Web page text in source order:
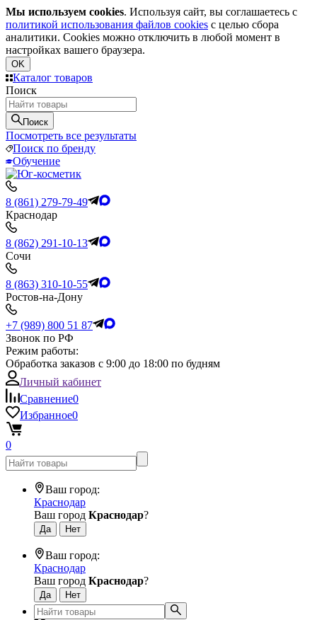
Мы используем cookies. Используя сайт, вы соглашаетесь с
политикой использования файлов cookies с целью сбора
аналитики. Cookies можно отключить в любой момент в
настройках вашего браузера.
OK
Каталог товаров
Поиск
Поиск
Посмотреть все результаты
Поиск по бренду
Обучение
8 (861) 279-79-49
Краснодар
8 (862) 291-10-13
Сочи
8 (863) 310-10-55
Ростов-на-Дону
+7 (989) 800 51 87
Звонок по РФ
Режим работы:
Обработка заказов с 9:00 до 18:00 по будням
Личный кабинет
Сравнение0
Избранное0
0
Ваш город:
Краснодар
Ваш город Краснодар?
Ваш город:
Краснодар
Ваш город Краснодар?